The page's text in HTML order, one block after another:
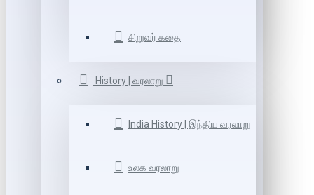
சிறுவர் கதை
History | வரலாறு
India History | இந்திய வரலாறு
உலக வரலாறு